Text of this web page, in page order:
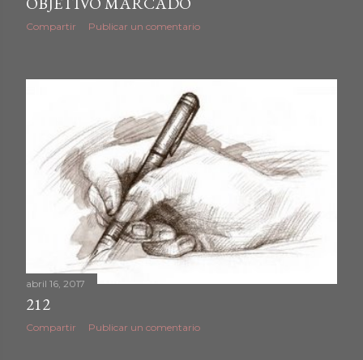
Compartir Publicar un comentario
abril 16, 2017
212
Compartir Publicar un comentario